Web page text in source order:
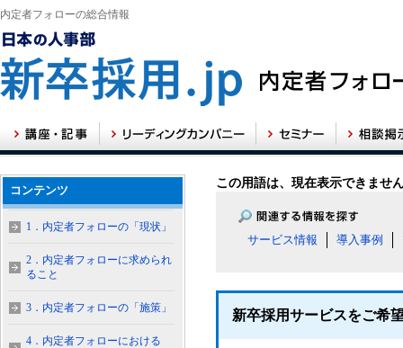
内定者フォローの総合情報
この用語は、現在表示できませ
サービス情報 導入事例
新卒採用サービスをご希
コンテンツ
1．内定者フォローの「現状」
2．内定者フォローに求められ
ること
3．内定者フォローの「施策」
4．内定者フォローにおける